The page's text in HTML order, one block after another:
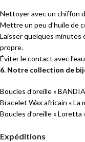
Nettoyer avec un chiffon
Mettre un peu d’huile de
Laisser quelques minutes
propre.
Éviter le contact avec
6. Notre collection de
Boucles d’oreille «
Bracelet Wax africain « La
Boucles d’oreille « Loretta
Expéditions